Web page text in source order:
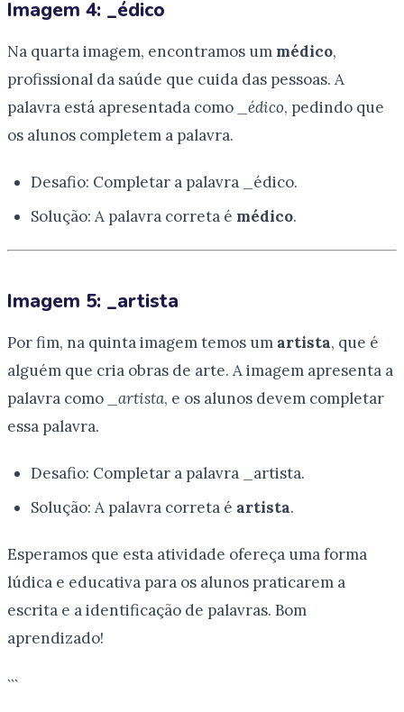
Imagem 4: _édico
Na quarta imagem, encontramos um médico,
profissional da saúde que cuida das pessoas. A
palavra está apresentada como
_édico, pedindo que
os alunos completem a palavra.
Desafio: Completar a palavra _édico.
Solução: A palavra correta é médico.
Imagem 5: _artista
Por fim, na quinta imagem temos um artista, que é
alguém que cria obras de arte. A imagem apresenta a
palavra como
_artista, e os alunos devem completar
essa palavra.
Desafio: Completar a palavra _artista.
Solução: A palavra correta é artista.
Esperamos que esta atividade ofereça uma forma
lúdica e educativa para os alunos praticarem a
escrita e a identificação de palavras. Bom
aprendizado!
```